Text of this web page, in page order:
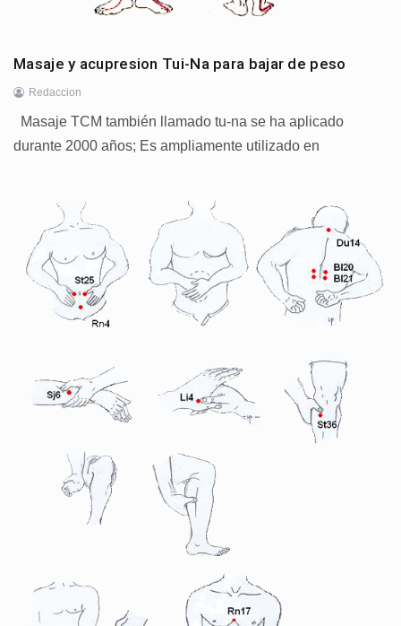
Masaje y acupresion Tui-Na para bajar de peso
Redaccion
Masaje TCM también llamado tu-na se ha aplicado
durante 2000 años; Es ampliamente utilizado en